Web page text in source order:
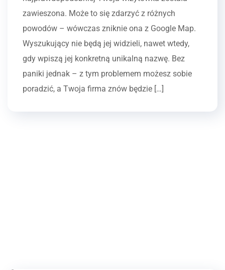
zawieszona. Może to się zdarzyć z różnych
powodów – wówczas zniknie ona z Google Map.
Wyszukujący nie będą jej widzieli, nawet wtedy,
gdy wpiszą jej konkretną unikalną nazwę. Bez
paniki jednak – z tym problemem możesz sobie
poradzić, a Twoja firma znów będzie […]